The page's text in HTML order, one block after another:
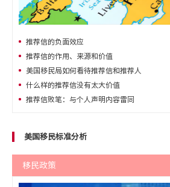
推荐信的负面效应
推荐信的作用、来源和价值
美国移民局如何看待推荐信和推荐人
什么样的推荐信没有太大价值
推荐信败笔：与个人声明内容雷同
美国移民标准分析
移民政策